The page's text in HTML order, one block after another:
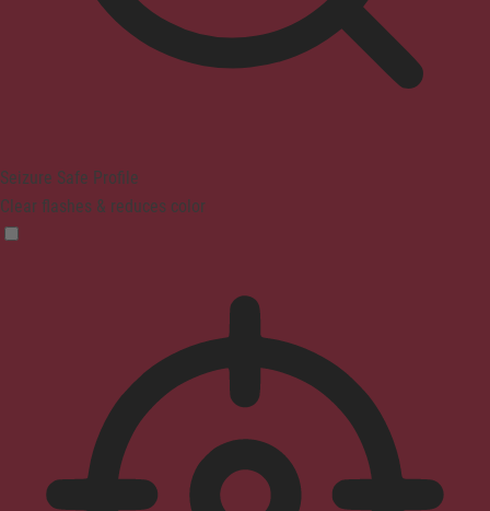
Seizure Safe Profile
Clear flashes & reduces color